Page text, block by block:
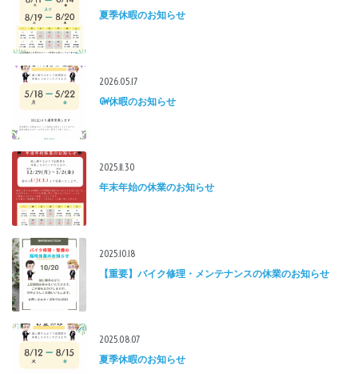
夏季休暇のお知らせ
2026.05.17
GW休暇のお知らせ
2025.11.30
年末年始の休業のお知らせ
2025.10.18
【重要】バイク修理・メンテナンスの休業のお知らせ
2025.08.07
夏季休暇のお知らせ